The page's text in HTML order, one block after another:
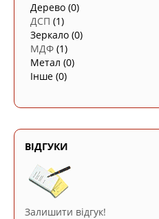
Дерево (0)
ДСП (1)
Зеркало (0)
МДФ (1)
Метал (0)
Інше (0)
ВІДГУКИ
Залишити відгук!